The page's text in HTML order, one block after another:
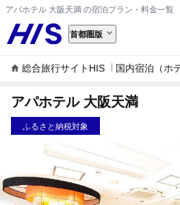
アパホテル 大阪天満 の宿泊プラン・料金一覧
首都圏版
総合旅行サイトHIS 国内宿泊（ホ
アパホテル 大阪天満
ふるさと納税対象